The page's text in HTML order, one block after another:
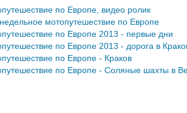
по Европе, видео ролик
мотопутешествие по Европе
по Европе 2013 - первые дни
по Европе 2013 - дорога в
по Европе - Краков
по Европе - Соляные шахты в